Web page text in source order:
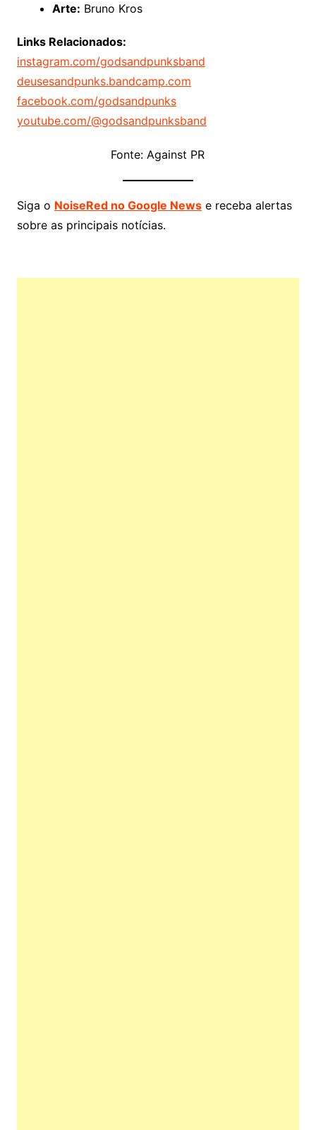
Arte: Bruno Kros
Links Relacionados:
instagram.com/godsandpunksband
deusesandpunks.bandcamp.com
facebook.com/godsandpunks
youtube.com/@godsandpunksband
Fonte: Against PR
Siga o NoiseRed no Google Newse receba alertas
sobre as principais notícias.